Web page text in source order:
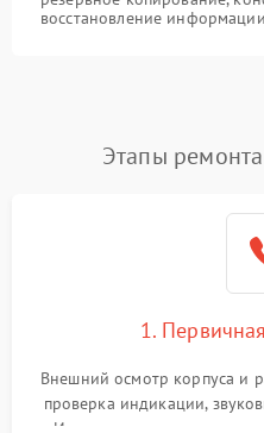
восстановление
Этапы
1.
Внешний осмотр корпуса и
проверка индикации,
Измерение входного и